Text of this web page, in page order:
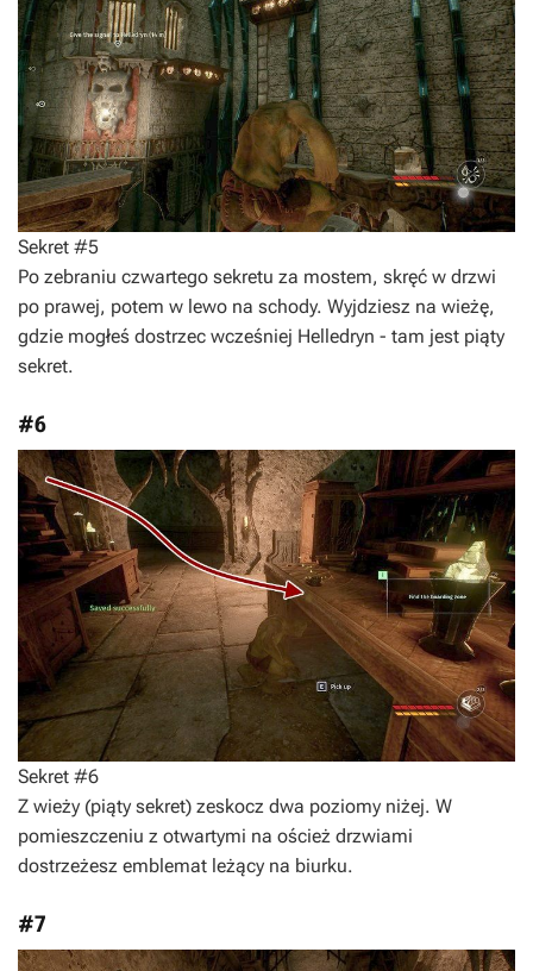
Sekret #5
Po zebraniu czwartego sekretu za mostem, skręć w drzwi
po prawej, potem w lewo na schody. Wyjdziesz na wieżę,
gdzie mogłeś dostrzec wcześniej Helledryn - tam jest piąty
sekret.
#6
Sekret #6
Z wieży (piąty sekret) zeskocz dwa poziomy niżej. W
pomieszczeniu z otwartymi na oścież drzwiami
dostrzeżesz emblemat leżący na biurku.
#7